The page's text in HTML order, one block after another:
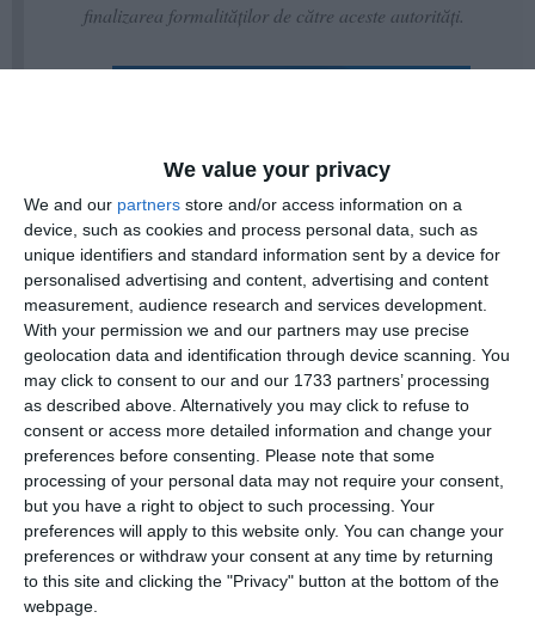
We value your privacy
We and our partners store and/or access information on a
device, such as cookies and process personal data, such as
unique identifiers and standard information sent by a device for
personalised advertising and content, advertising and content
measurement, audience research and services development.
With your permission we and our partners may use precise
geolocation data and identification through device scanning. You
may click to consent to our and our 1733 partners’ processing
as described above. Alternatively you may click to refuse to
consent or access more detailed information and change your
preferences before consenting. Please note that some
processing of your personal data may not require your consent,
but you have a right to object to such processing. Your
preferences will apply to this website only. You can change your
preferences or withdraw your consent at any time by returning
to this site and clicking the "Privacy" button at the bottom of the
webpage.
finalizarea formalităților de către aceste autorități.
Asigurăm publicul călător că personalul
feroviar a depus toate eforturile necesare
pentru reluarea circulației feroviare în condiții
normale şi de siguranţă-a mai punctat sursa
citată.